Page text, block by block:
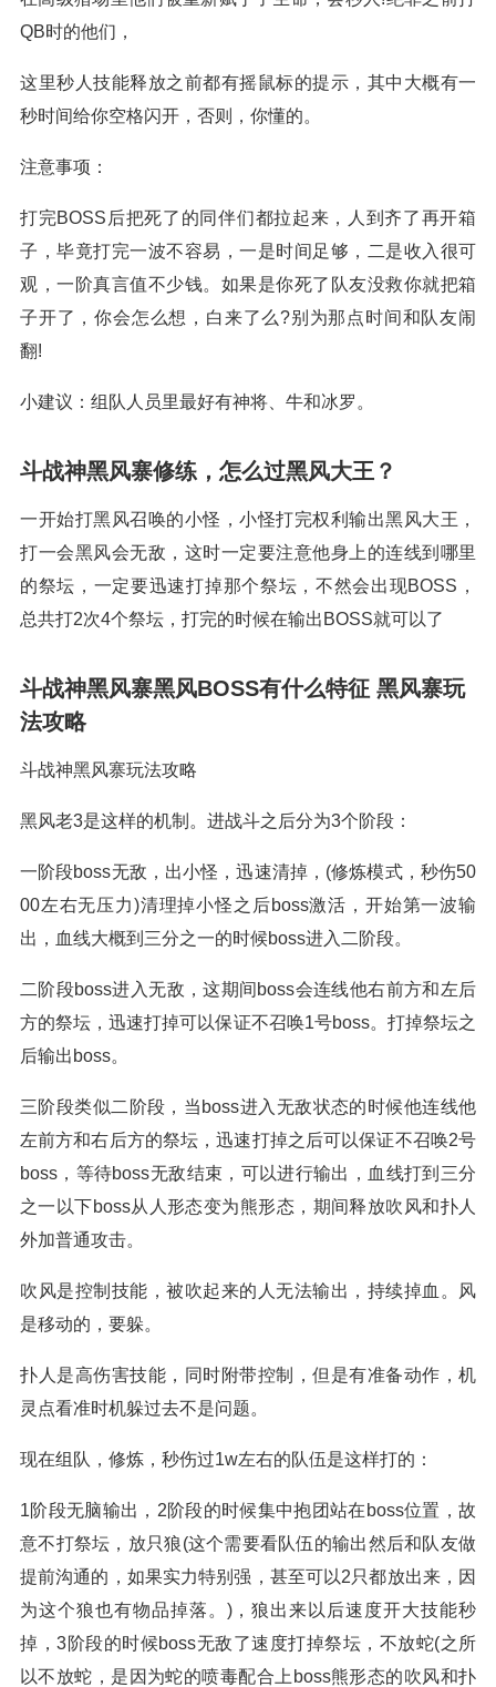
QB时的他们，
这里秒人技能释放之前都有摇鼠标的提示，其中大概有一
秒时间给你空格闪开，否则，你懂的。
注意事项：
打完BOSS后把死了的同伴们都拉起来，人到齐了再开箱
子，毕竟打完一波不容易，一是时间足够，二是收入很可
观，一阶真言值不少钱。如果是你死了队友没救你就把箱
子开了，你会怎么想，白来了么?别为那点时间和队友闹
翻!
小建议：组队人员里最好有神将、牛和冰罗。
斗战神黑风寨修练，怎么过黑风大王？
一开始打黑风召唤的小怪，小怪打完权利输出黑风大王，
打一会黑风会无敌，这时一定要注意他身上的连线到哪里
的祭坛，一定要迅速打掉那个祭坛，不然会出现BOSS，
总共打2次4个祭坛，打完的时候在输出BOSS就可以了
斗战神黑风寨黑风BOSS有什么特征 黑风寨玩
法攻略
斗战神黑风寨玩法攻略
黑风老3是这样的机制。进战斗之后分为3个阶段：
一阶段boss无敌，出小怪，迅速清掉，(修炼模式，秒伤50
00左右无压力)清理掉小怪之后boss激活，开始第一波输
出，血线大概到三分之一的时候boss进入二阶段。
二阶段boss进入无敌，这期间boss会连线他右前方和左后
方的祭坛，迅速打掉可以保证不召唤1号boss。打掉祭坛之
后输出boss。
三阶段类似二阶段，当boss进入无敌状态的时候他连线他
左前方和右后方的祭坛，迅速打掉之后可以保证不召唤2号
boss，等待boss无敌结束，可以进行输出，血线打到三分
之一以下boss从人形态变为熊形态，期间释放吹风和扑人
外加普通攻击。
吹风是控制技能，被吹起来的人无法输出，持续掉血。风
是移动的，要躲。
扑人是高伤害技能，同时附带控制，但是有准备动作，机
灵点看准时机躲过去不是问题。
现在组队，修炼，秒伤过1w左右的队伍是这样打的：
1阶段无脑输出，2阶段的时候集中抱团站在boss位置，故
意不打祭坛，放只狼(这个需要看队伍的输出然后和队友做
提前沟通的，如果实力特别强，甚至可以2只都放出来，因
为这个狼也有物品掉落。)，狼出来以后速度开大技能秒
掉，3阶段的时候boss无敌了速度打掉祭坛，不放蛇(之所
以不放蛇，是因为蛇的喷毒配合上boss熊形态的吹风和扑